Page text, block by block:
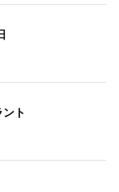
ト